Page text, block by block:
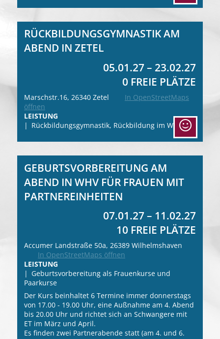
RÜCKBILDUNGSGYMNASTIK AM
ABEND IN ZETEL
05.01.27 – 23.02.27
0 FREIE PLÄTZE
Marschstr.16, 26340 Zetel
In OpenStreetMaps
öffnen
LEISTUNG
Rückbildungsgymnastik, Rückbildung im Wasser
GEBURTSVORBEREITUNG AM
ABEND IN WHV FÜR FRAUEN MIT
PARTNEREINHEITEN
07.01.27 – 11.02.27
10 FREIE PLÄTZE
Accumer Landstraße 50a, 26389 Wilhelmshaven
In OpenStreetMaps öffnen
LEISTUNG
Geburtsvorbereitung als Frauenkurse und
Paarkurse
Der Kurs beinhaltet 6 Termine immer donnerstags
von 17.00 - 19.00 Uhr, eine Außnahme am 4. Abend
bis 20.00 Uhr und richtet sich an Schwangere mit
ET im März und April.
Es finden zwei Partnerabende statt (am 4. und 6.